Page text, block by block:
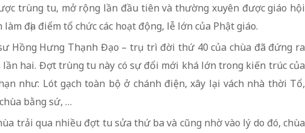
trùng tu, mở rộng lần đầu tiên và thường xuyên được giáo hội
làm địa điểm tổ chức các hoạt động, lễ lớn của Phật giáo.
Hồng Hưng Thạnh Đạo – trụ trì đời thứ 40 của chùa đã đứng ra
hai. Đợt trùng tu này có sự đổi mới khá lớn trong kiến trúc của
như: Lót gạch toàn bộ ở chánh điện, xây lại vách nhà thời Tổ,
bằng sứ, …
trải qua nhiều đợt tu sửa thứ ba và cũng nhờ vào lý do đó, chùa